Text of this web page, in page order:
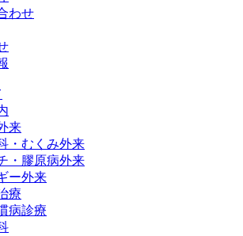
わせ
来
・むくみ外来
・膠原病外来
ー外来
療
病診療